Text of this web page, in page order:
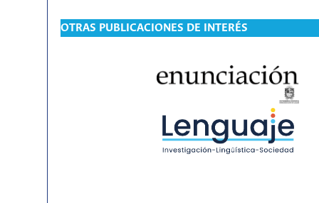
OTRAS PUBLICACIONES DE INTERÉS